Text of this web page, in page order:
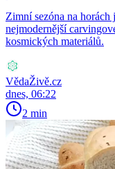
Zimní sezóna na
nejmodernější
kosmických materiálů.
VědaŽivě.cz
dnes, 06:22
2 min